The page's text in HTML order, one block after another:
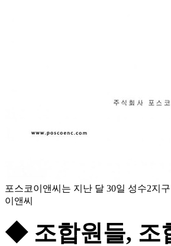
포스코이앤씨는 지난 달 30일 성수2지
이앤씨
◆ 조합원들, 조